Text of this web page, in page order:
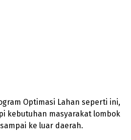
Optimasi Lahan seperti ini,
kebutuhan masyarakat lombok
ke luar daerah.